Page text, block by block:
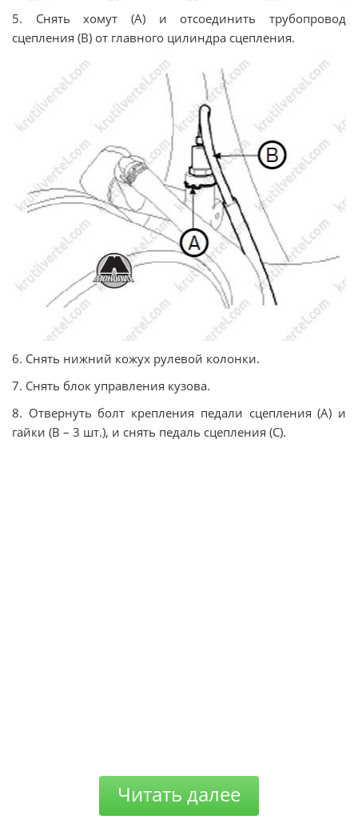
5. Снять хомут (А) и отсоединить трубопровод
сцепления (В) от главного цилиндра сцепления.
6. Снять нижний кожух рулевой колонки.
7. Снять блок управления кузова.
8. Отвернуть болт крепления педали сцепления (А) и
гайки (В – 3 шт.), и снять педаль сцепления (С).
Читать далее